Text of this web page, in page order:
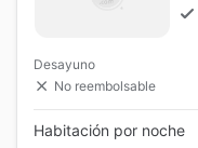
Desayuno
No reembolsable
Habitación por noche